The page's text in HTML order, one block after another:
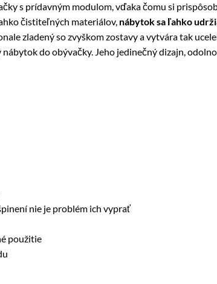
s prídavným modulom, vďaka čomu si
čistiteľných materiálov, nábytok sa ľahko
zladený so zvyškom zostavy a vytvára tak
do obývačky. Jeho jedinečný dizajn,
nie je problém ich vyprať
použitie